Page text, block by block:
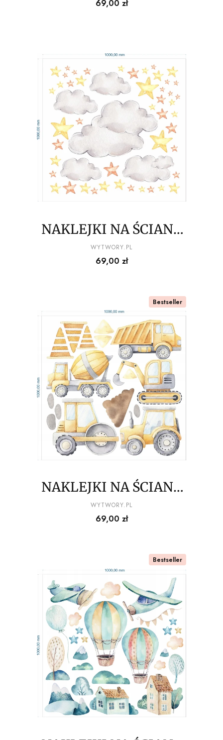
Cena
69,00 zł
NAKLEJKI NA ŚCIANĘ
chmurki i gwiazdki
100x100cm
PRODUCENT
WYTWORY.PL
Cena
69,00 zł
Bestseller
NAKLEJKI NA ŚCIANĘ
plac budowy
100x100cm
PRODUCENT
WYTWORY.PL
Cena
69,00 zł
Bestseller